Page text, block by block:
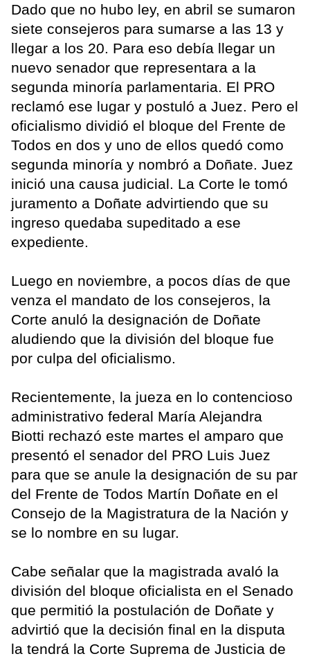
Dado que no hubo ley, en abril se sumaron
siete consejeros para sumarse a las 13 y
llegar a los 20. Para eso debía llegar un
nuevo senador que representara a la
segunda minoría parlamentaria. El PRO
reclamó ese lugar y postuló a Juez. Pero el
oficialismo dividió el bloque del Frente de
Todos en dos y uno de ellos quedó como
segunda minoría y nombró a Doñate. Juez
inició una causa judicial. La Corte le tomó
juramento a Doñate advirtiendo que su
ingreso quedaba supeditado a ese
expediente.
Luego en noviembre, a pocos días de que
venza el mandato de los consejeros, la
Corte anuló la designación de Doñate
aludiendo que la división del bloque fue
por culpa del oficialismo.
Recientemente, la jueza en lo contencioso
administrativo federal María Alejandra
Biotti rechazó este martes el amparo que
presentó el senador del PRO Luis Juez
para que se anule la designación de su par
del Frente de Todos Martín Doñate en el
Consejo de la Magistratura de la Nación y
se lo nombre en su lugar.
Cabe señalar que la magistrada avaló la
división del bloque oficialista en el Senado
que permitió la postulación de Doñate y
advirtió que la decisión final en la disputa
la tendrá la Corte Suprema de Justicia de